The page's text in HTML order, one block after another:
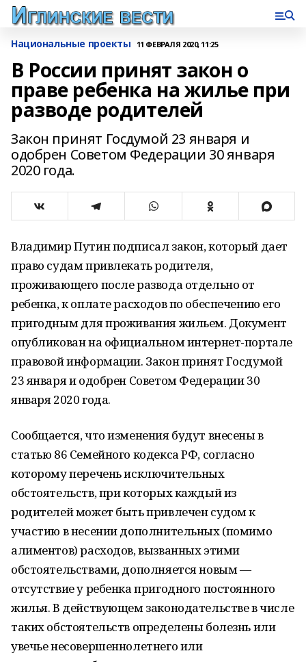
Национальные проекты 11 ФЕВРАЛЯ 2020, 11:25
В России принят закон о
праве ребенка на жилье при
разводе родителей
Закон принят Госдумой 23 января и
одобрен Советом Федерации 30 января
2020 года.
Владимир Путин подписал закон, который дает
право судам привлекать родителя,
проживающего после развода отдельно от
ребенка, к оплате расходов по обеспечению его
пригодным для проживания жильем. Документ
опубликован на официальном интернет-портале
правовой информации. Закон принят Госдумой
23 января и одобрен Советом Федерации 30
января 2020 года.
Сообщается, что изменения будут внесены в
статью 86 Семейного кодекса РФ, согласно
которому перечень исключительных
обстоятельств, при которых каждый из
родителей может быть привлечен судом к
участию в несении дополнительных (помимо
алиментов) расходов, вызванных этими
обстоятельствами, дополняется новым —
отсутствие у ребенка пригодного постоянного
жилья. В действующем законодательстве в числе
таких обстоятельств определены болезнь или
увечье несовершеннолетнего или